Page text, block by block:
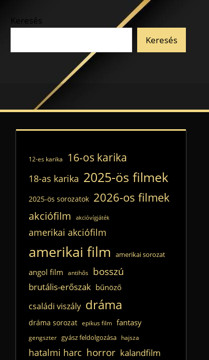
Keresés
Keresés
12-es karika 16-os karika
18-as karika 2025-ös filmek
2025-ös sorozatok 2026-os filmek
akciófilm akcióvígjáték
amerikai akciófilm
amerikai film amerikai sorozat
angol film antihős bosszú
brutális-erőszak bűnöző
családi viszály dráma
dráma sorozat epikus film fantasy
gengszter gyász feldolgozása hajsza
hatalmi harc horror kalandfilm